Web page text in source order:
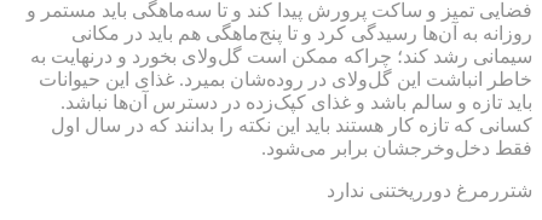
فضایی تمیز و ساکت پرورش پیدا کند و تا سه‌ماهگی باید مستمر و
روزانه به آن‌ها رسیدگی کرد و تا پنج‌ماهگی هم باید در مکانی
سیمانی رشد کند؛ چراکه ممکن است گل‌ولای بخورد و درنهایت به
خاطر انباشت این گل‌ولای در روده‌شان بمیرد. غذای این حیوانات
باید تازه و سالم باشد و غذای کپک‌زده در دسترس آن‌ها نباشد.
کسانی که تازه کار هستند باید این نکته را بدانند که در سال اول
فقط دخل‌وخرجشان برابر می‌شود.
شتررمرغ دورریختنی ندارد